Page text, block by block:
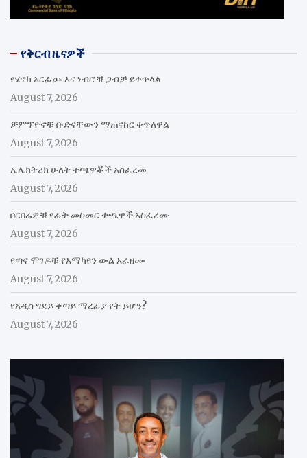
የቅርብ ዜናዎች
የሄኖክ አርፊጮ እና ነብሮቹ ጋብቻ ይቀጥላል
August 7, 2026
ቻምፕዮኖቹ ቡድናቸውን ማጠናከር ቀጥለዋል
August 7, 2026
ኤሌክትሪክ ሁለት ተጫዋቾች አስፈረመ
August 7, 2026
በርበሬዎቹ የፊት መስመር ተጫዋች አስፈረሙ
August 7, 2026
የጣና ሞገዶቹ የአማካዩን ውል አራዘሙ
August 7, 2026
የአዲስ ግደይ ቀጣይ ማረፊያ የት ይሆን?
August 7, 2026